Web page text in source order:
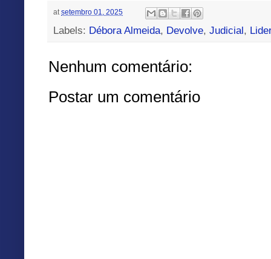
at setembro 01, 2025
Labels: Débora Almeida, Devolve, Judicial,
Nenhum comentário:
Postar um comentário